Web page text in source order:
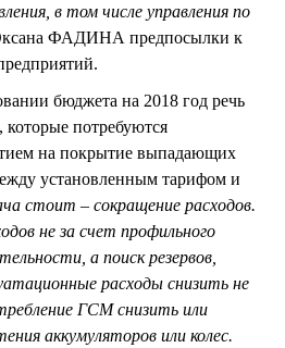
в том числе управления по
ФАДИНА предпосылки к
бюджета на 2018 год речь
потребуются
на покрытие выпадающих
установленным тарифом и
стоит – сокращение расходов.
не за счет профильного
а поиск резервов,
расходы снизить не
ГСМ снизить или
аккумуляторов или колес.